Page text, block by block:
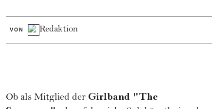
VON Redaktion
Ob als Mitglied der Girlband "The